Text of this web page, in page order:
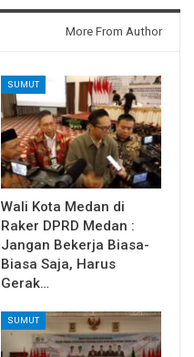
More From Author
SUMUT
Wali Kota Medan di
Raker DPRD Medan :
Jangan Bekerja Biasa-
Biasa Saja, Harus
Gerak…
SUMUT